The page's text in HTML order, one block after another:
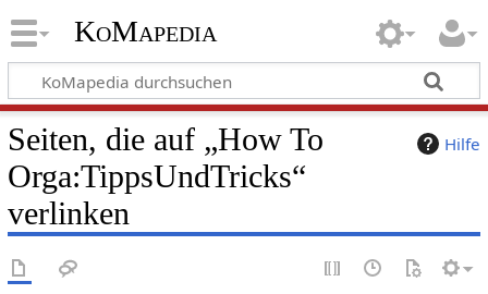
KoMapedia
Hilfe
Seiten, die auf „How To
Orga:TippsUndTricks“
verlinken